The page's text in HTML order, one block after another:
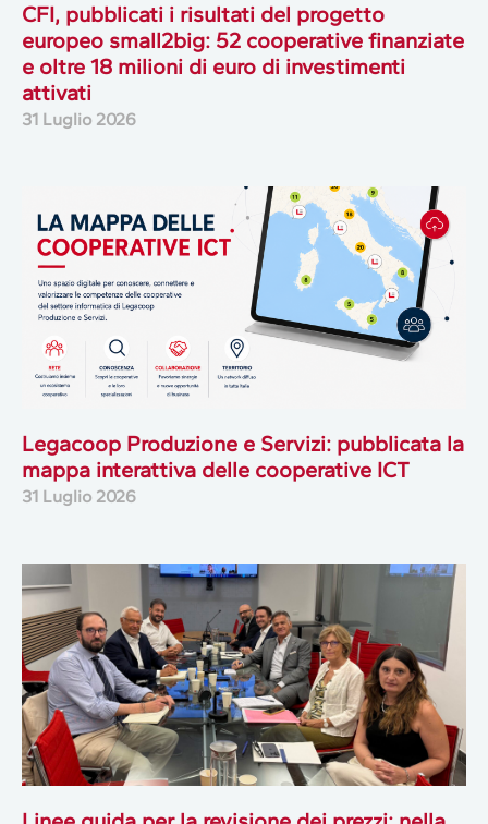
CFI, pubblicati i risultati del progetto
europeo small2big: 52 cooperative finanziate
e oltre 18 milioni di euro di investimenti
attivati
31 Luglio 2026
Legacoop Produzione e Servizi: pubblicata la
mappa interattiva delle cooperative ICT
31 Luglio 2026